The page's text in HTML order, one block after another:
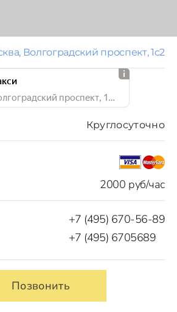
2000 руб/час
Круглосуточно
+7 (495) 670-56-89
+7 (495) 6705689
Позвонить
Волгоградский проспект, 1с2
Москва, Волгоградский проспект, 1с2